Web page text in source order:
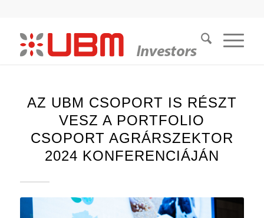
AZ UBM CSOPORT IS RÉSZT
VESZ A PORTFOLIO
CSOPORT AGRÁRSZEKTOR
2024 KONFERENCIÁJÁN